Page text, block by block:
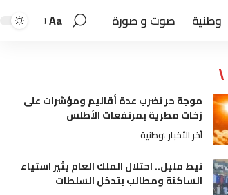
وطنية صوت و صورة Aa
موجة حر تضرب عدة أقاليم ومؤشرات على
زخات مطرية بمرتفعات الأطلس
أخر الأخبار وطنية
تيط مليل.. احتلال الملك العام يثير استياء
الساكنة ومطالب بتدخل السلطات